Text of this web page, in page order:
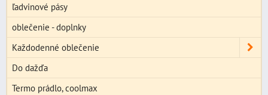
ľadvinové pásy
oblečenie - doplnky
Každodenné oblečenie
Do dažďa
Termo prádlo, coolmax